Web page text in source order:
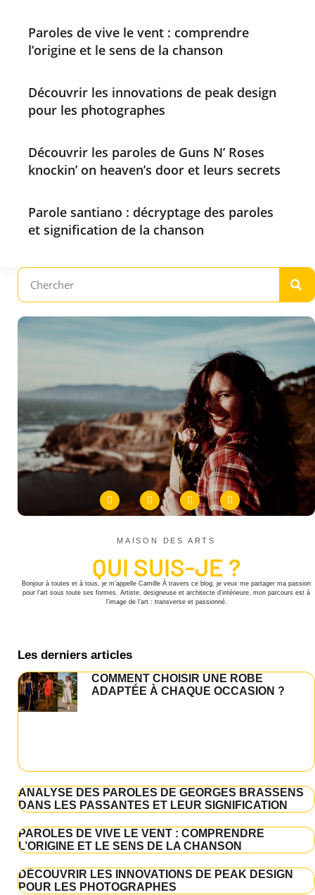
Paroles de vive le vent : comprendre
l’origine et le sens de la chanson
Découvrir les innovations de peak design
pour les photographes
Découvrir les paroles de Guns N’ Roses
knockin’ on heaven’s door et leurs secrets
Parole santiano : décryptage des paroles
et signification de la chanson
MAISON DES ARTS
QUI SUIS-JE ?
Bonjour à toutes et à tous, je m’appelle Camille À travers ce blog, je veux me partager ma passion
pour l’art sous toute ses formes. Artiste, designeuse et architecte d’intérieure, mon parcours est à
l’image de l’art : transverse et passionné.
Les derniers articles
COMMENT CHOISIR UNE ROBE
ADAPTÉE À CHAQUE OCCASION ?
ANALYSE DES PAROLES DE GEORGES BRASSENS
DANS LES PASSANTES ET LEUR SIGNIFICATION
PAROLES DE VIVE LE VENT : COMPRENDRE
L’ORIGINE ET LE SENS DE LA CHANSON
DÉCOUVRIR LES INNOVATIONS DE PEAK DESIGN
POUR LES PHOTOGRAPHES